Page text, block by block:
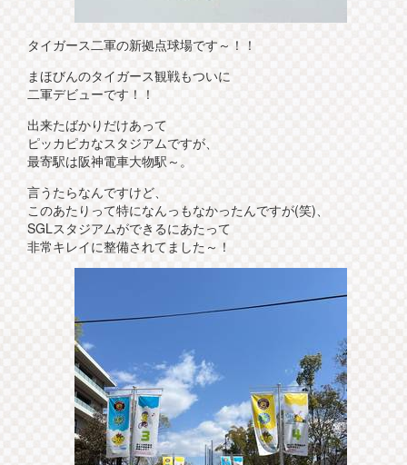
タイガース二軍の新拠点球場です～！！
まほびんのタイガース観戦もついに
二軍デビューです！！
出来たばかりだけあって
ピッカピカなスタジアムですが、
最寄駅は阪神電車大物駅～。
言うたらなんですけど、
このあたりって特になんっもなかったんですが(笑)、
SGLスタジアムができるにあたって
非常キレイに整備されてました～！